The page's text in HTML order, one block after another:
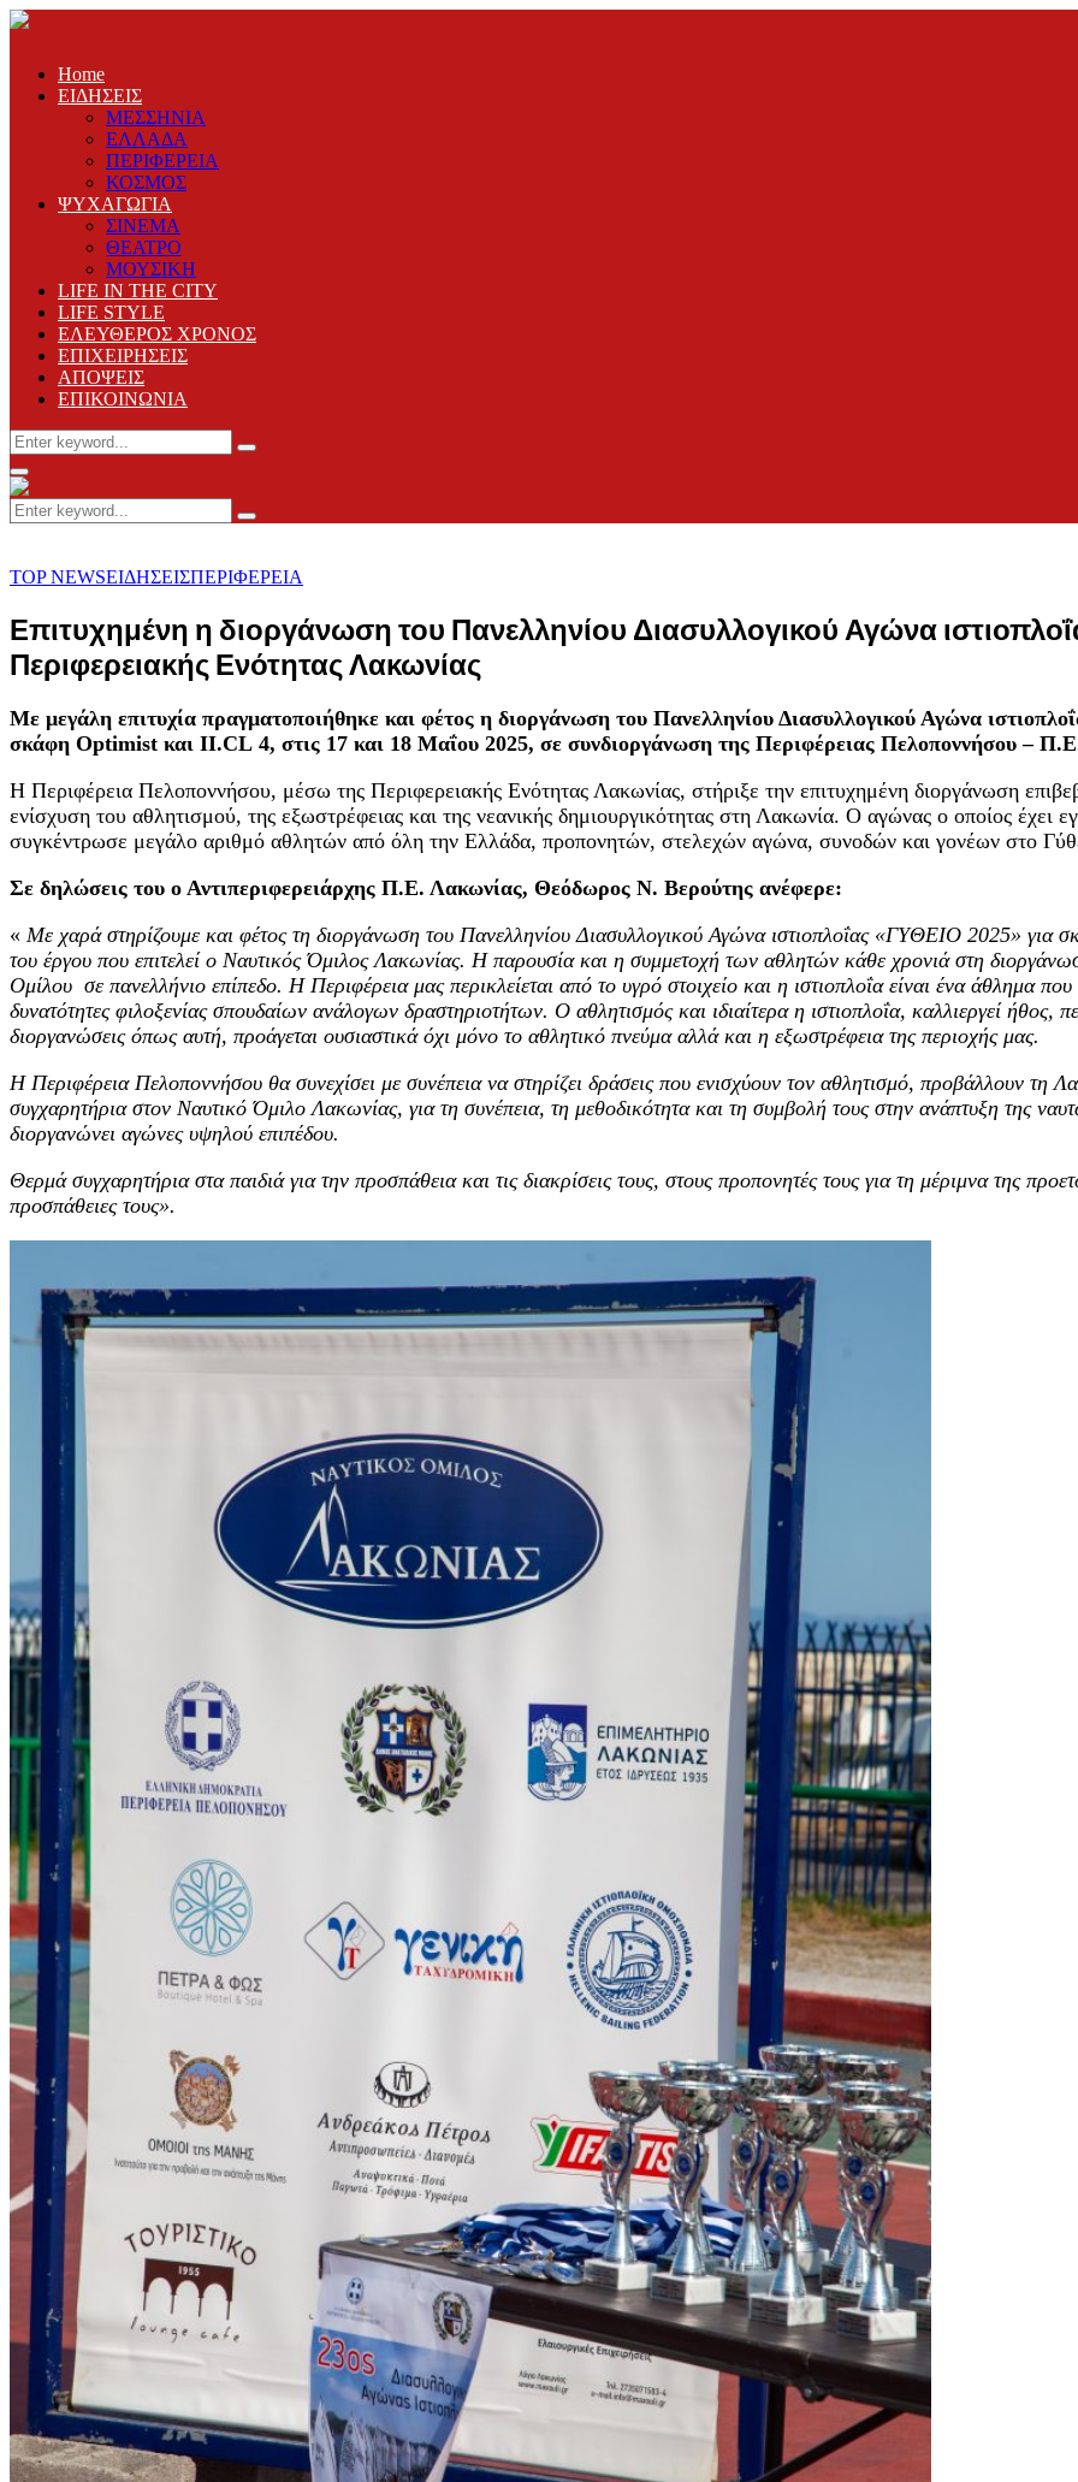
Home
ΕΙΔΗΣΕΙΣ
ΜΕΣΣΗΝΙΑ
ΕΛΛΑΔΑ
ΠΕΡΙΦΕΡΕΙΑ
ΚΟΣΜΟΣ
ΨΥΧΑΓΩΓΙΑ
ΣΙΝΕΜΑ
ΘΕΑΤΡΟ
ΜΟΥΣΙΚΗ
LIFE IN THE CITY
LIFE STYLE
ΕΛΕΥΘΕΡΟΣ ΧΡΟΝΟΣ
ΕΠΙΧΕΙΡΗΣΕΙΣ
ΑΠΟΨΕΙΣ
ΕΠΙΚΟΙΝΩΝΙΑ
Search
for:
Search
Primary
Menu
Search
for:
Search
TOP NEWSΕΙΔΗΣΕΙΣΠΕΡΙΦΕΡΕΙΑ
Επιτυχημένη η διοργάνωση του Πανελληνίου Διασυλλογικού Αγώνα
Περιφερειακής Ενότητας Λακωνίας
Με μεγάλη επιτυχία πραγματοποιήθηκε και φέτος η διοργάνωση του Πανελληνίου Διασυλλογικού Αγώνα
σκάφη Optimist και II.CL 4, στις 17 και 18 Μαΐου 2025, σε συνδιοργάνωση της Περιφέρειας Πελοποννήσου –
Η Περιφέρεια Πελοποννήσου, μέσω της Περιφερειακής Ενότητας Λακωνίας, στήριξε την επιτυχημένη διοργάνωση
ενίσχυση του αθλητισμού, της εξωστρέφειας και της νεανικής δημιουργικότητας στη Λακωνία. Ο αγώνας ο οποίος έχει
συγκέντρωσε μεγάλο αριθμό αθλητών από όλη την Ελλάδα, προπονητών, στελεχών αγώνα, συνοδών και γονέων στο
Σε δηλώσεις του ο Αντιπεριφερειάρχης Π.Ε. Λακωνίας, Θεόδωρος Ν. Βερούτης ανέφερε:
« Με χαρά στηρίζουμε και φέτος τη διοργάνωση του Πανελληνίου Διασυλλογικού Αγώνα ιστιοπλοΐας «ΓΥΘΕΙΟ 2025» για
του έργου που επιτελεί ο Ναυτικός Όμιλος Λακωνίας. Η παρουσία και η συμμετοχή των αθλητών κάθε χρονιά στη
Ομίλου σε πανελλήνιο επίπεδο. Η Περιφέρεια μας περικλείεται από το υγρό στοιχείο και η ιστιοπλοΐα είναι ένα άθλημα
δυνατότητες φιλοξενίας σπουδαίων ανάλογων δραστηριοτήτων. Ο αθλητισμός και ιδιαίτερα η ιστιοπλοΐα, καλλιεργεί
διοργανώσεις όπως αυτή, προάγεται ουσιαστικά όχι μόνο το αθλητικό πνεύμα αλλά και η εξωστρέφεια της περιοχής μας.
Η Περιφέρεια Πελοποννήσου θα συνεχίσει με συνέπεια να στηρίζει δράσεις που ενισχύουν τον αθλητισμό, προβάλλουν τη
συγχαρητήρια στον Ναυτικό Όμιλο Λακωνίας, για τη συνέπεια, τη μεθοδικότητα και τη συμβολή τους στην ανάπτυξη της
διοργανώνει αγώνες υψηλού επιπέδου.
Θερμά συγχαρητήρια στα παιδιά για την προσπάθεια και τις διακρίσεις τους, στους προπονητές τους για τη μέριμνα της
προσπάθειες τους».